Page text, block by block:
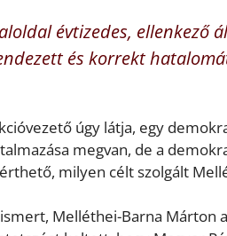
évtizedes, ellenkező
és korrekt
úgy látja, egy
megvan, de a
milyen célt szolgált
Melléthei-Barna Márton